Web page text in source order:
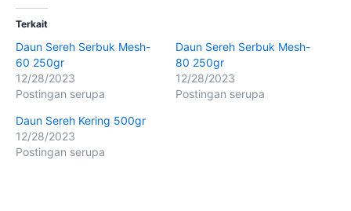
Terkait
Daun Sereh Serbuk Mesh-
60 250gr
12/28/2023
Postingan serupa
Daun Sereh Serbuk Mesh-
80 250gr
12/28/2023
Postingan serupa
Daun Sereh Kering 500gr
12/28/2023
Postingan serupa